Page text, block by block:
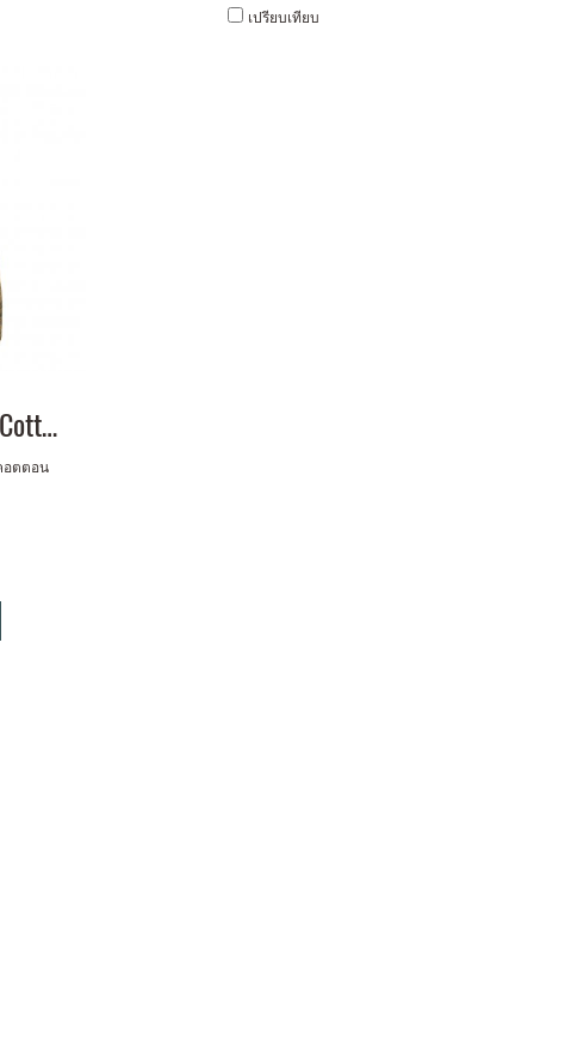
เปรียบเทียบ
Cement Planter W/Cotton Size-L
อตตอน